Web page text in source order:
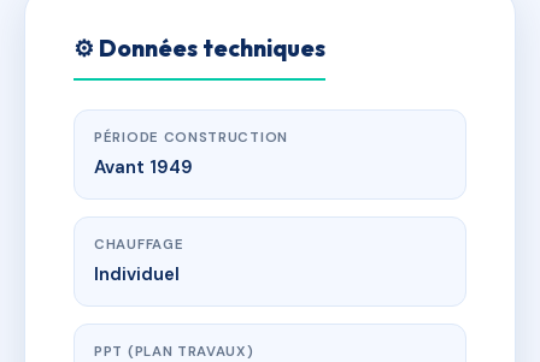
⚙️ Données techniques
PÉRIODE CONSTRUCTION
Avant 1949
CHAUFFAGE
Individuel
PPT (PLAN TRAVAUX)